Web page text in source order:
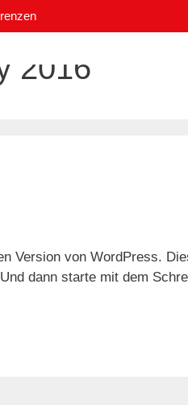
2016
Version von WordPress.
dann starte mit dem